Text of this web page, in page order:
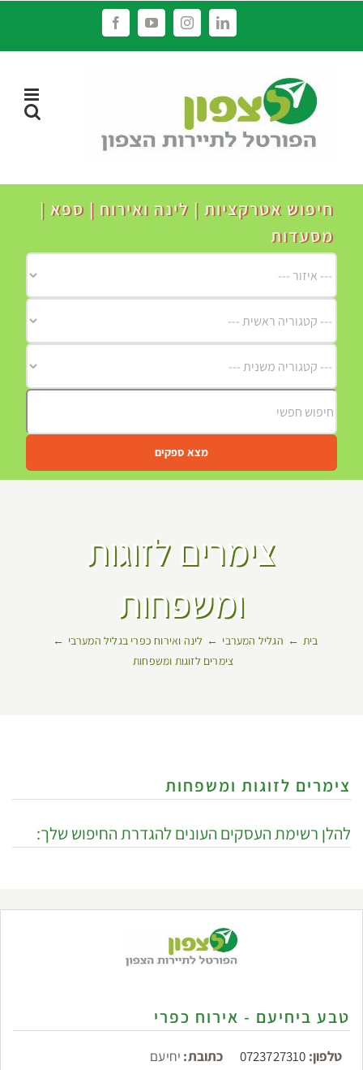
LinkedIn
Instagram
YouTube
Facebook
חיפוש אטרקציות | לינה ואירוח | ספא |
מסעדות
מצא ספקים
צימרים לזוגות
ומשפחות
בית הגליל המערבי
לינה ואירוח כפרי בגליל המערבי
צימרים לזוגות ומשפחות
צימרים לזוגות ומשפחות
להלן רשימת העסקים העונים להגדרת החיפוש שלך:
טבע ביחיעם - אירוח כפרי
טלפון: 0723727310 כתובת: יחיעם